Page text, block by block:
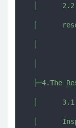
│
│
├─4.The
│
│